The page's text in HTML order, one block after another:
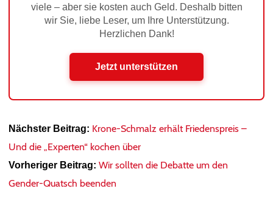
viele – aber sie kosten auch Geld. Deshalb bitten
wir Sie, liebe Leser, um Ihre Unterstützung.
Herzlichen Dank!
Jetzt unterstützen
Nächster Beitrag: Krone-Schmalz erhält Friedenspreis –
Und die „Experten“ kochen über
Vorheriger Beitrag: Wir sollten die Debatte um den
Gender-Quatsch beenden